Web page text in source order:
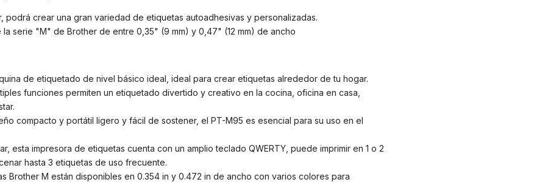
podrá crear una gran variedad de etiquetas autoadhesivas y personalizadas.
la serie "M" de Brother de entre 0,35" (9 mm) y 0,47" (12 mm) de ancho
de etiquetado de nivel básico ideal, ideal para crear etiquetas alrededor de tu hogar.
funciones permiten un etiquetado divertido y creativo en la cocina, oficina en casa,
compacto y portátil ligero y fácil de sostener, el PT-M95 es esencial para su uso en el
esta impresora de etiquetas cuenta con un amplio teclado QWERTY, puede imprimir en 1 o 2
hasta 3 etiquetas de uso frecuente.
Brother M están disponibles en 0.354 in y 0.472 in de ancho con varios colores para